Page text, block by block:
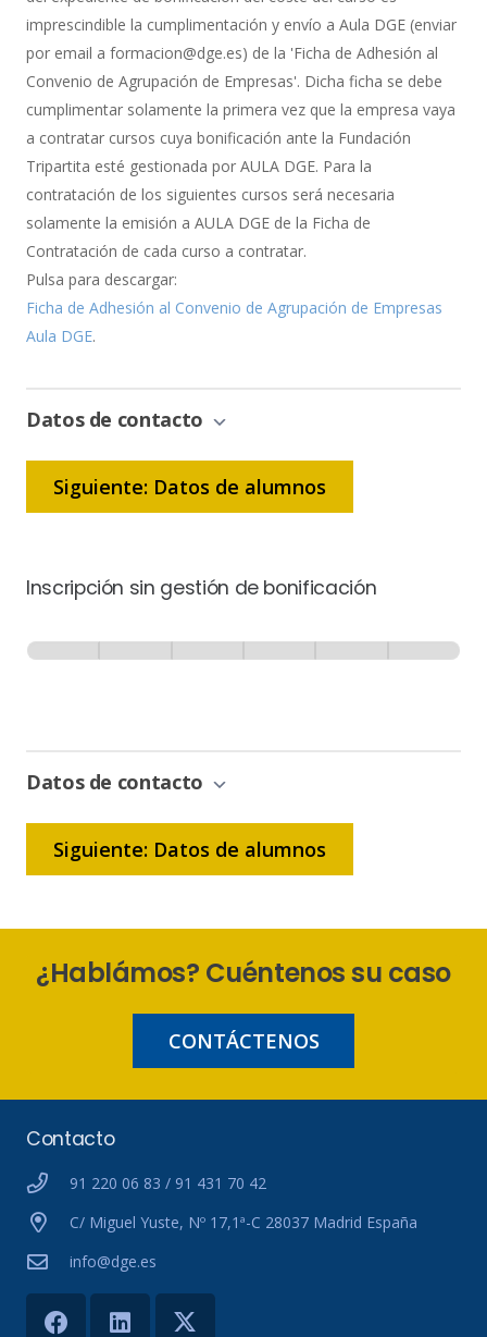
imprescindible la cumplimentación y envío a Aula DGE (enviar
por email a formacion@dge.es) de la 'Ficha de Adhesión al
Convenio de Agrupación de Empresas'. Dicha ficha se debe
cumplimentar solamente la primera vez que la empresa vaya
a contratar cursos cuya bonificación ante la Fundación
Tripartita esté gestionada por AULA DGE. Para la
contratación de los siguientes cursos será necesaria
solamente la emisión a AULA DGE de la Ficha de
Contratación de cada curso a contratar.
Pulsa para descargar:
Ficha de Adhesión al Convenio de Agrupación de Empresas
Aula DGE.
Datos de contacto
Siguiente: Datos de alumnos
Inscripción sin gestión de bonificación
-
Bonificación
Datos de contacto
Siguiente: Datos de alumnos
¿Hablámos? Cuéntenos su caso
CONTÁCTENOS
Contacto
91 220 06 83 / 91 431 70 42
C/ Miguel Yuste, Nº 17,1ª-C 28037 Madrid España
info@dge.es